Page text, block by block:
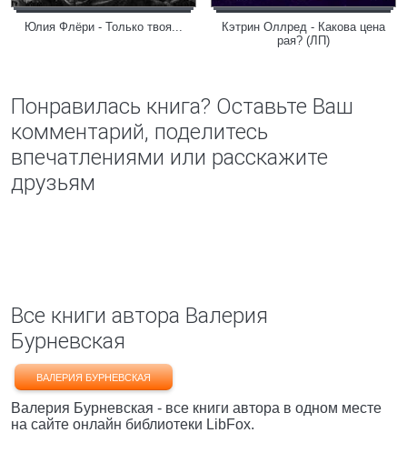
Юлия Флёри - Только твоя...
Кэтрин Оллред - Какова цена
рая? (ЛП)
Понравилась книга? Оставьте Ваш
комментарий, поделитесь
впечатлениями или расскажите
друзьям
Все книги автора Валерия
Бурневская
ВАЛЕРИЯ БУРНЕВСКАЯ
Валерия Бурневская - все книги автора в одном месте
на сайте онлайн библиотеки LibFox.